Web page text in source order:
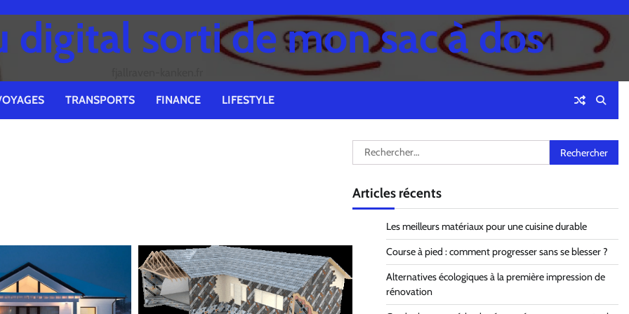
digital sorti de mon sac à dos
TRANSPORTS FINANCE LIFESTYLE
Rechercher :
Articles récents
Les meilleurs matériaux pour une cuisine durable
Course à pied : comment progresser sans se blesser ?
Alternatives écologiques à la première impression de
rénovation